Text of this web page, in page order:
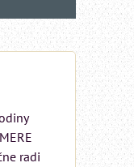
radi